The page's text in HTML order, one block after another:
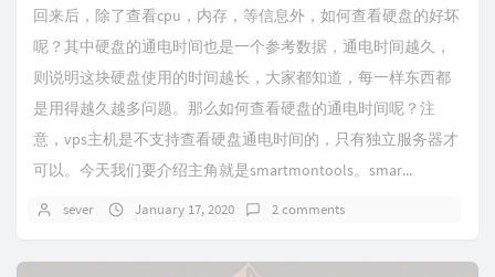
回来后，除了查看cpu，内存，等信息外，如何查看硬盘的好坏
呢？其中硬盘的通电时间也是一个参考数据，通电时间越久，
则说明这块硬盘使用的时间越长，大家都知道，每一样东西都
是用得越久越多问题。那么如何查看硬盘的通电时间呢？注
意，vps主机是不支持查看硬盘通电时间的，只有独立服务器才
可以。今天我们要介绍主角就是smartmontools。smar...
sever January 17, 2020 2 comments